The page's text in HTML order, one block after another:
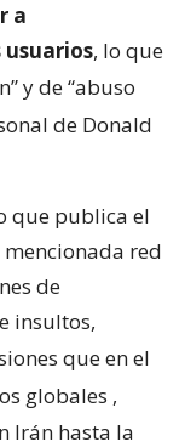
a
usuarios, lo que
y de “abuso
de Donald
que publica el
red
de
insultos,
que en el
globales ,
Irán hasta la